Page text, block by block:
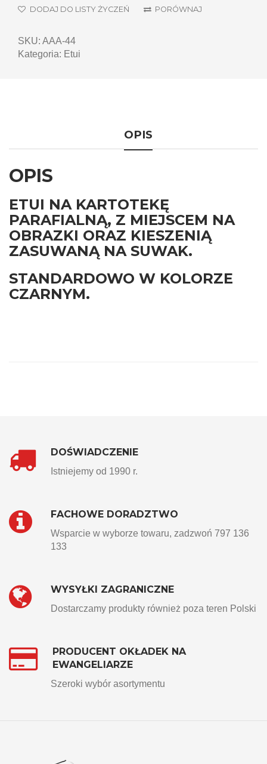
DODAJ DO LISTY ŻYCZEŃ PORÓWNAJ
SKU: AAA-44
Kategoria: Etui
OPIS
OPIS
ETUI NA KARTOTEKĘ
PARAFIALNĄ, Z MIEJSCEM NA
OBRAZKI ORAZ KIESZENIĄ
ZASUWANĄ NA SUWAK.
STANDARDOWO W KOLORZE
CZARNYM.
DOŚWIADCZENIE
Istniejemy od 1990 r.
FACHOWE DORADZTWO
Wsparcie w wyborze towaru, zadzwoń 797 136
133
WYSYŁKI ZAGRANICZNE
Dostarczamy produkty również poza teren Polski
PRODUCENT OKŁADEK NA
EWANGELIARZE
Szeroki wybór asortymentu